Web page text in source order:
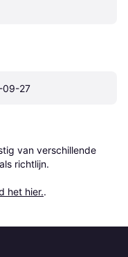
09-27
van verschillende
richtlijn.
het hier..